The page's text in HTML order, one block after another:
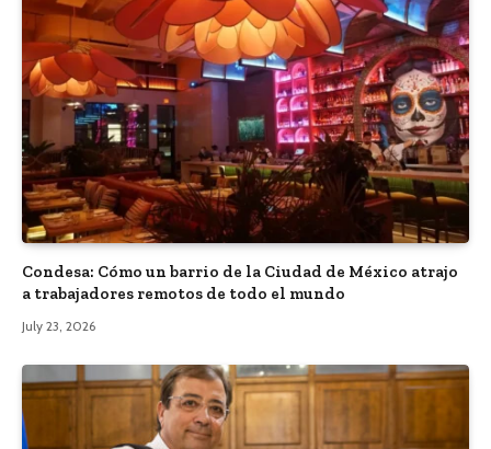
Condesa: Cómo un barrio de la Ciudad de México atrajo
a trabajadores remotos de todo el mundo
July 23, 2026